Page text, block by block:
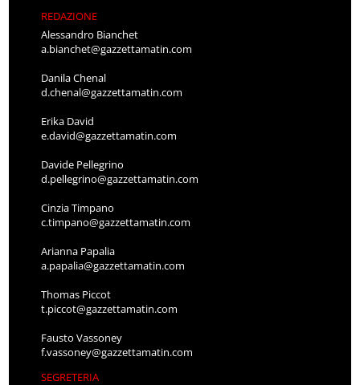
REDAZIONE
Alessandro Bianchet
a.bianchet@gazzettamatin.com
Danila Chenal
d.chenal@gazzettamatin.com
Erika David
e.david@gazzettamatin.com
Davide Pellegrino
d.pellegrino@gazzettamatin.com
Cinzia Timpano
c.timpano@gazzettamatin.com
Arianna Papalia
a.papalia@gazzettamatin.com
Thomas Piccot
t.piccot@gazzettamatin.com
Fausto Vassoney
f.vassoney@gazzettamatin.com
SEGRETERIA